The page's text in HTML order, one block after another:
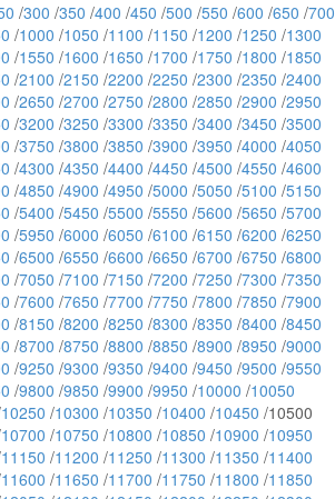
/300 /350 /400 /450 /500 /550 /600 /650 /700
/1000 /1050 /1100 /1150 /1200 /1250 /1300
/1550 /1600 /1650 /1700 /1750 /1800 /1850
/2100 /2150 /2200 /2250 /2300 /2350 /2400
/2650 /2700 /2750 /2800 /2850 /2900 /2950
/3200 /3250 /3300 /3350 /3400 /3450 /3500
/3750 /3800 /3850 /3900 /3950 /4000 /4050
/4300 /4350 /4400 /4450 /4500 /4550 /4600
/4850 /4900 /4950 /5000 /5050 /5100 /5150
/5400 /5450 /5500 /5550 /5600 /5650 /5700
/5950 /6000 /6050 /6100 /6150 /6200 /6250
/6500 /6550 /6600 /6650 /6700 /6750 /6800
/7050 /7100 /7150 /7200 /7250 /7300 /7350
/7600 /7650 /7700 /7750 /7800 /7850 /7900
/8150 /8200 /8250 /8300 /8350 /8400 /8450
/8700 /8750 /8800 /8850 /8900 /8950 /9000
/9250 /9300 /9350 /9400 /9450 /9500 /9550
/9800 /9850 /9900 /9950 /10000 /10050
10250 /10300 /10350 /10400 /10450 /10500
10700 /10750 /10800 /10850 /10900 /10950
11150 /11200 /11250 /11300 /11350 /11400
11600 /11650 /11700 /11750 /11800 /11850